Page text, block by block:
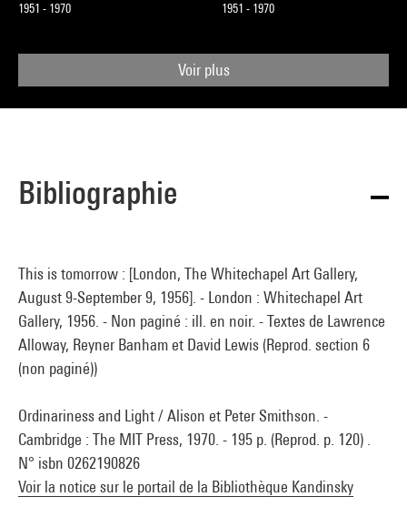
1951 - 1970
1951 - 1970
Voir plus
Bibliographie
This is tomorrow : [London, The Whitechapel Art Gallery,
August 9-September 9, 1956]. - London : Whitechapel Art
Gallery, 1956. - Non paginé : ill. en noir. - Textes de Lawrence
Alloway, Reyner Banham et David Lewis (Reprod. section 6
(non paginé))
Ordinariness and Light / Alison et Peter Smithson. -
Cambridge : The MIT Press, 1970. - 195 p. (Reprod. p. 120) .
N° isbn 0262190826
Voir la notice sur le portail de la Bibliothèque Kandinsky